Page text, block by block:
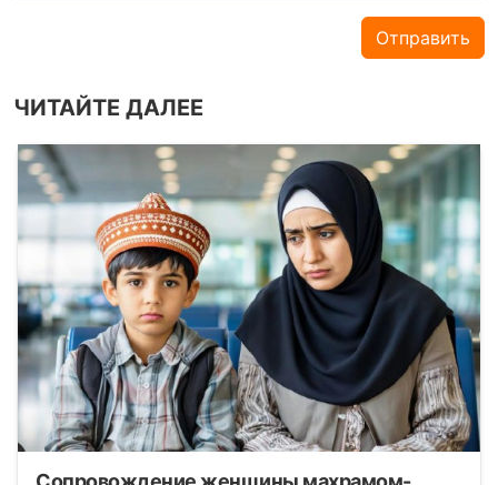
Отправить
ЧИТАЙТЕ ДАЛЕЕ